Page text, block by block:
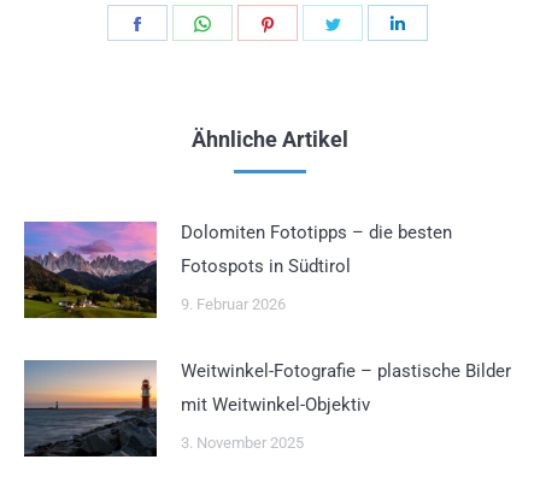
Teilen
Teilen
Teilen
Ähnliche Artikel
Dolomiten Fototipps – die besten
Fotospots in Südtirol
9. Februar 2026
Weitwinkel-Fotografie – plastische Bilder
mit Weitwinkel-Objektiv
3. November 2025